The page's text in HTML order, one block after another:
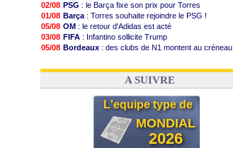
02/08 PSG : le Barça fixe son prix pour Torres
01/08 Barça : Torres souhaite rejoindre le PSG !
05/08 OM : le retour d'Adidas est acté
03/08 FIFA : Infantino sollicite Trump
05/08 Bordeaux : des clubs de N1 montent au créneau
03/08 Real: le démenti de Leipzig pour Diomandé
A SUIVRE
L'equipe type de
MONDIAL
2026